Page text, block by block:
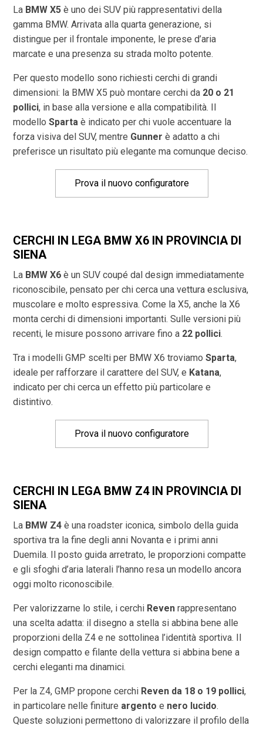
La BMW X5 è uno dei SUV più rappresentativi della
gamma BMW. Arrivata alla quarta generazione, si
distingue per il frontale imponente, le prese d’aria
marcate e una presenza su strada molto potente.
Per questo modello sono richiesti cerchi di grandi
dimensioni: la BMW X5 può montare cerchi da 20 o 21
pollici, in base alla versione e alla compatibilità. Il
modelloSparta è indicato per chi vuole accentuare la
forza visiva del SUV, mentre Gunner è adatto a chi
preferisce un risultato più elegante ma comunque deciso.
Prova il nuovo configuratore
CERCHI IN LEGA BMW X6 IN PROVINCIA DI
SIENA
La BMW X6 è un SUV coupé dal design immediatamente
riconoscibile, pensato per chi cerca una vettura esclusiva,
muscolare e molto espressiva. Come la X5, anche la X6
monta cerchi di dimensioni importanti. Sulle versioni più
recenti, le misure possono arrivare fino a 22 pollici.
Tra i modelli GMP scelti per BMW X6 troviamoSparta,
ideale per rafforzare il carattere del SUV, e Katana,
indicato per chi cerca un effetto più particolare e
distintivo.
Prova il nuovo configuratore
CERCHI IN LEGA BMW Z4 IN PROVINCIA DI
SIENA
La BMW Z4 è una roadster iconica, simbolo della guida
sportiva tra la fine degli anni Novanta e i primi anni
Duemila. Il posto guida arretrato, le proporzioni compatte
e gli sfoghi d’aria laterali l’hanno resa un modello ancora
oggi molto riconoscibile.
Per valorizzarne lo stile, i cerchi Reven rappresentano
una scelta adatta: il disegno a stella si abbina bene alle
proporzioni della Z4 e ne sottolinea l’identità sportiva. Il
design compatto e filante della vettura si abbina bene a
cerchi eleganti ma dinamici.
Per la Z4, GMP propone cerchi Reven da 18 o 19 pollici,
in particolare nelle finiture argento e nero lucido.
Queste soluzioni permettono di valorizzare il profilo della